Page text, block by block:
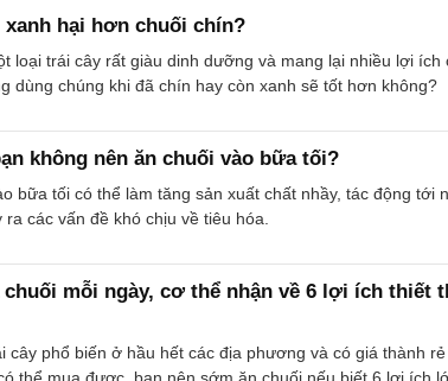
xanh hại hơn chuối chín?
loại trái cây rất giàu dinh dưỡng và mang lại nhiều lợi ích
dùng chúng khi đã chín hay còn xanh sẽ tốt hơn không?
không nên ăn chuối vào bữa tối?
bữa tối có thể làm tăng sản xuất chất nhầy, tác động tới
ra các vấn đề khó chịu về tiêu hóa.
chuối mỗi ngày, cơ thể nhận về 6 lợi ích thiết
cây phổ biến ở hầu hết các địa phương và có giá thành